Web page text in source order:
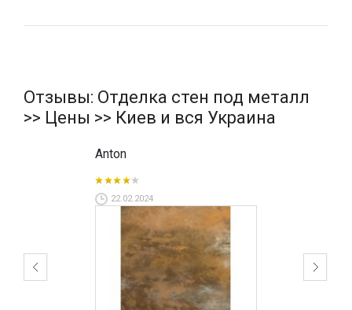
Отзывы: Отделка стен под металл
>> Цены >> Киев и вся Украина
Anton
22.02.2024